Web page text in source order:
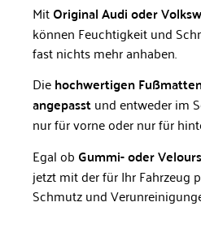
MitOriginal Audi oder
können Feuchtigkeit und
fast nichts mehr anhaben.
Diehochwertigen
angepasstund entweder im
nur für vorne oder nur für
Egal ob Gummi- oder
jetzt mit der für Ihr Fahrzeug
Schmutz und